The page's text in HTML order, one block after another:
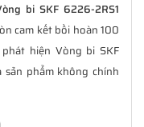
bi SKF 6226-2RS1
cam kết bồi hoàn 100
hiện Vòng bi SKF
phẩm không chính